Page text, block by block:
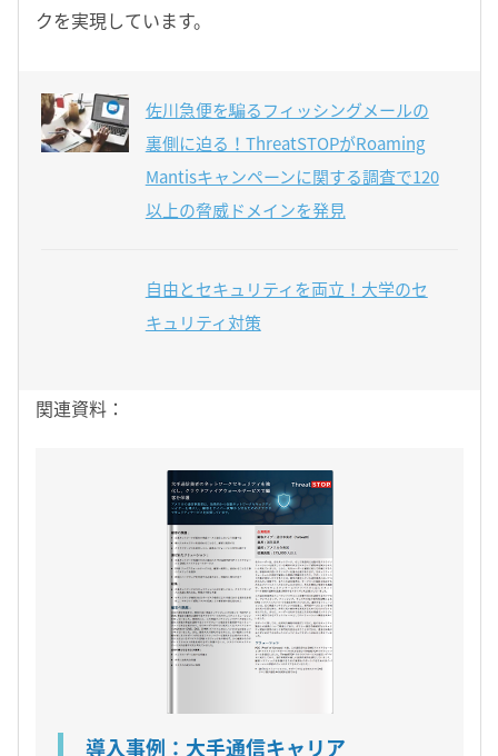
クを実現しています。
佐川急便を騙るフィッシングメールの
裏側に迫る！ThreatSTOPがRoaming
Mantisキャンペーンに関する調査で120
以上の脅威ドメインを発見
自由とセキュリティを両立！大学のセ
キュリティ対策
関連資料：
導入事例：大手通信キャリア